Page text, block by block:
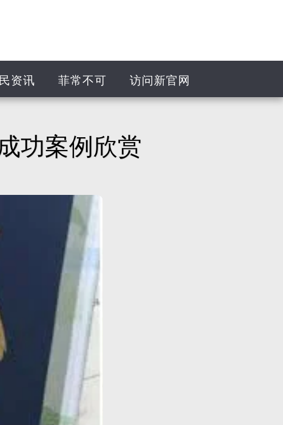
资讯 菲常不可 访问新官网
功案例欣赏